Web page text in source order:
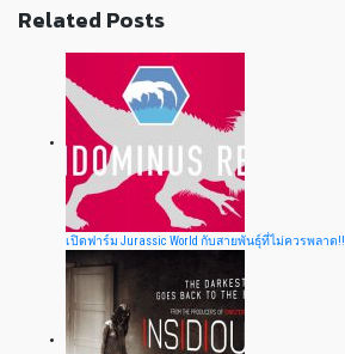
Related Posts
เปิดฟาร์ม Jurassic World กับสายพันธุ์ที่ไม่ควรพลาด!!